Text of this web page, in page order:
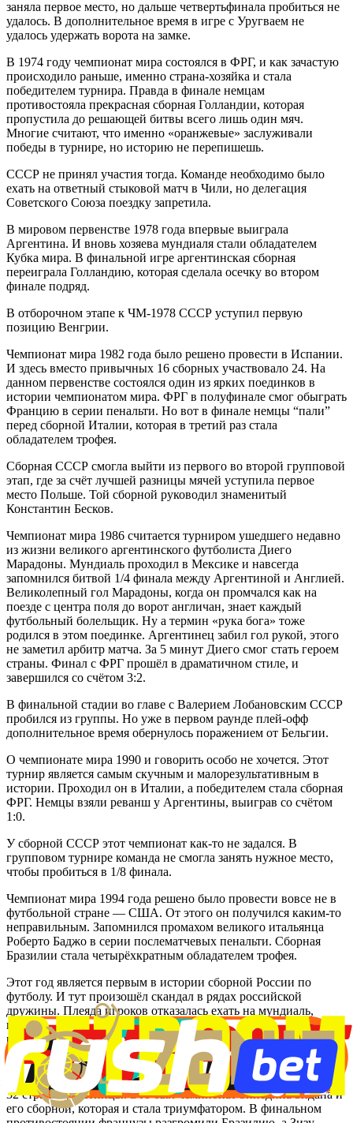
заняла первое место, но дальше четвертьфинала пробиться не
удалось. В дополнительное время в игре с Уругваем не
удалось удержать ворота на замке.
В 1974 году чемпионат мира состоялся в ФРГ, и как зачастую
происходило раньше, именно страна-хозяйка и стала
победителем турнира. Правда в финале немцам
противостояла прекрасная сборная Голландии, которая
пропустила до решающей битвы всего лишь один мяч.
Многие считают, что именно «оранжевые» заслуживали
победы в турнире, но историю не перепишешь.
СССР не принял участия тогда. Команде необходимо было
ехать на ответный стыковой матч в Чили, но делегация
Советского Союза поездку запретила.
В мировом первенстве 1978 года впервые выиграла
Аргентина. И вновь хозяева мундиаля стали обладателем
Кубка мира. В финальной игре аргентинская сборная
переиграла Голландию, которая сделала осечку во втором
финале подряд.
В отборочном этапе к ЧМ-1978 СССР уступил первую
позицию Венгрии.
Чемпионат мира 1982 года было решено провести в Испании.
И здесь вместо привычных 16 сборных участвовало 24. На
данном первенстве состоялся один из ярких поединков в
истории чемпионатом мира. ФРГ в полуфинале смог обыграть
Францию в серии пенальти. Но вот в финале немцы “пали”
перед сборной Италии, которая в третий раз стала
обладателем трофея.
Сборная СССР смогла выйти из первого во второй групповой
этап, где за счёт лучшей разницы мячей уступила первое
место Польше. Той сборной руководил знаменитый
Константин Бесков.
Чемпионат мира 1986 считается турниром ушедшего недавно
из жизни великого аргентинского футболиста Диего
Марадоны. Мундиаль проходил в Мексике и навсегда
запомнился битвой 1/4 финала между Аргентиной и Англией.
Великолепный гол Марадоны, когда он промчался как на
поезде с центра поля до ворот англичан, знает каждый
футбольный болельщик. Ну а термин «рука бога» тоже
родился в этом поединке. Аргентинец забил гол рукой, этого
не заметил арбитр матча. За 5 минут Диего смог стать героем
страны. Финал с ФРГ прошёл в драматичном стиле, и
завершился со счётом 3:2.
В финальной стадии во главе с Валерием Лобановским СССР
пробился из группы. Но уже в первом раунде плей-офф
дополнительное время обернулось поражением от Бельгии.
О чемпионате мира 1990 и говорить особо не хочется. Этот
турнир является самым скучным и малорезультативным в
истории. Проходил он в Италии, а победителем стала сборная
ФРГ. Немцы взяли реванш у Аргентины, выиграв со счётом
1:0.
У сборной СССР этот чемпионат как-то не задался. В
групповом турнире команда не смогла занять нужное место,
чтобы пробиться в 1/8 финала.
Чемпионат мира 1994 года решено было провести вовсе не в
футбольной стране — США. От этого он получился каким-то
неправильным. Запомнился промахом великого итальянца
Роберто Баджо в серии послематчевых пенальти. Сборная
Бразилии стала четырёхкратным обладателем трофея.
Этот год является первым в истории сборной России по
футболу. И тут произошёл скандал в рядах российской
дружины. Плеяда игроков отказалась ехать на мундиаль,
потому что наставником был Павел Садыров. Россия все
равно выступила на том первенстве, правда не смогла выйти
из группы.
На чемпионате мира 1998 года во Франции впервые сыграли
32 страны-участницы. Это был чемпионат Зинедина Зидана и
его сборной, которая и стала триумфатором. В финальном